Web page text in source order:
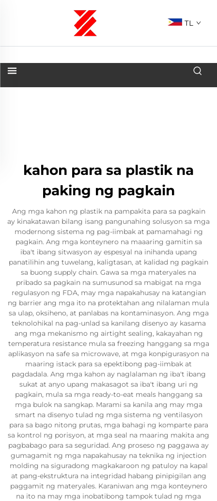
TL
kahon para sa plastik na
paking ng pagkain
Ang mga kahon ng plastik na pampakita para sa pagkain
ay kinakatawan bilang isang pangunahing solusyon sa mga
modernong sistema ng pag-iimbak at pamamahagi ng
pagkain. Ang mga konteynero na maaaring gamitin sa
iba't ibang sitwasyon ay espesyal na inihanda upang
panatilihin ang tuwelang, kaligtasan, at kalidad ng pagkain
sa buong supply chain. Gawa sa mga materyales na
pribado sa pagkain na sumusunod sa mabigat na mga
regulasyon ng FDA, may mga napakahusay na katangian
ng barrier ang mga ito na protektahan ang nilalaman mula
sa ulap, oksiheno, at panlabas na kontaminasyon. Ang mga
teknolohikal na pag-unlad sa kanilang disenyo ay kasama
ang mga mekanismo ng airtight sealing, kakayahan ng
temperatura resistance mula sa freezing hanggang sa mga
aplikasyon na safe sa microwave, at mga konpigurasyon na
maaring istack para sa epektibong pag-iimbak at
pagdadala. Ang mga kahon ay naglalaman ng iba't ibang
sukat at anyo upang makasagot sa iba't ibang uri ng
pagkain, mula sa mga ready-to-eat meals hanggang sa
mga bulok na sangkap. Marami sa kanila ang may mga
smart na disenyo tulad ng mga sistema ng ventilasyon
para sa bago nitong prutas, mga bahagi ng komparte para
sa kontrol ng porisyon, at mga seal na maaring makita ang
pagbabago para sa seguridad. Ang proseso ng paggawa ay
gumagamit ng mga napakahusay na teknika ng injection
molding na siguradong magkakaroon ng patuloy na kapal
at pang-ekstruktura na integridad habang pinipigilan ang
paggamit ng materyales. Karaniwan ang mga konteynero
na ito na may mga inobatibong tampok tulad ng mga